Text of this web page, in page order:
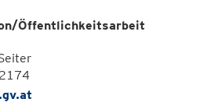
Öffentlichkeitsarbeit